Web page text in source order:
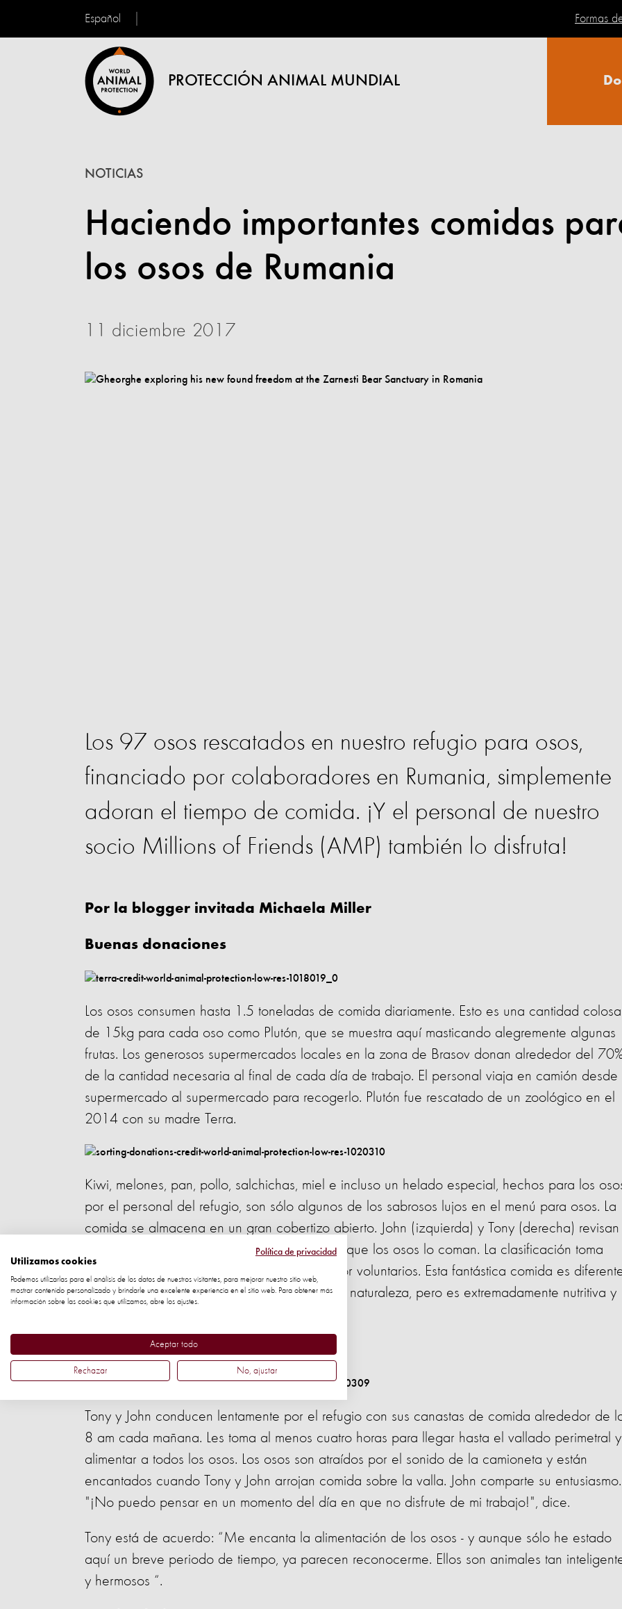
Español
PROTECCIÓN ANIMAL MUNDIAL
Formas
Haciendo importantes comidas
los osos de Rumania
NOTICIAS
11 diciembre 2017
Los 97 osos rescatados en nuestro refugio para osos,
financiado por colaboradores en Rumania, simplemente
adoran el tiempo de comida. ¡Y el personal de nuestro
socio Millions of Friends (AMP) también lo disfruta!
Por la blogger invitada Michaela Miller
Buenas donaciones
Los osos consumen hasta 1.5 toneladas de comida diariamente. Esto es una cantidad
de 15kg para cada oso como Plutón, que se muestra aquí masticando alegremente algunas
frutas. Los generosos supermercados locales en la zona de Brasov donan alrededor del
de la cantidad necesaria al final de cada día de trabajo. El personal viaja en camión desde
supermercado al supermercado para recogerlo. Plutón fue rescatado de un zoológico en el
2014 con su madre Terra.
Kiwi, melones, pan, pollo, salchichas, miel e incluso un helado especial, hechos para los
por el personal del refugio, son sólo algunos de los sabrosos lujos en el menú para osos. La
comida se almacena en un gran cobertizo abierto. John (izquierda) y Tony (derecha) revisan
todo para asegurarse de que esté bien para que los osos lo coman. La clasificación toma
varias horas al día; a veces son ayudados por voluntarios. Esta fantástica comida es
de lo que los osos normalmente comen en la naturaleza, pero es extremadamente nutritiva y
En marcha
Tony y John conducen lentamente por el refugio con sus canastas de comida alrededor de
8 am cada mañana. Les toma al menos cuatro horas para llegar hasta el vallado perimetral y
alimentar a todos los osos. Los osos son atraídos por el sonido de la camioneta y están
encantados cuando Tony y John arrojan comida sobre la valla. John comparte su entusiasmo.
"¡No puedo pensar en un momento del día en que no disfrute de mi trabajo!", dice.
Tony está de acuerdo: “Me encanta la alimentación de los osos - y aunque sólo he estado
aquí un breve periodo de tiempo, ya parecen reconocerme. Ellos son animales tan
y hermosos “.
Política de privacidad
Utilizamos cookies
Podemos utilizarlas para el análisis de los datos de nuestros visitantes, para mejorar nuestro sitio web,
mostrar contenido personalizado y brindarle una excelente experiencia en el sitio web. Para obtener más
información sobre las cookies que utilizamos, abre los ajustes.
Aceptar todo
Rechazar No, ajustar